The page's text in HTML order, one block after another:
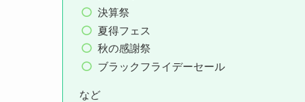
決算祭
夏得フェス
秋の感謝祭
ブラックフライデーセール
など